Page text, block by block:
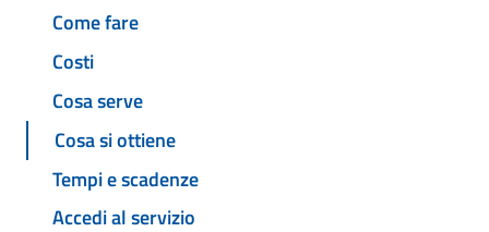
Come fare
Costi
Cosa serve
Cosa si ottiene
Tempi e scadenze
Accedi al servizio